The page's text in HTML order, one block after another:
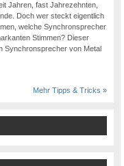
Jahren, fast Jahrezehnten,
Doch wer steckt eigentlich
welche Synchronsprecher
Stimmen? Dieser
Synchronsprecher von Metal
Mehr Tipps & Tricks »